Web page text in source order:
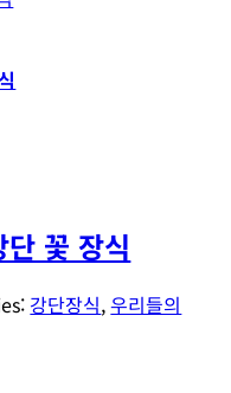
꽃 장식
강단장식,우리들의